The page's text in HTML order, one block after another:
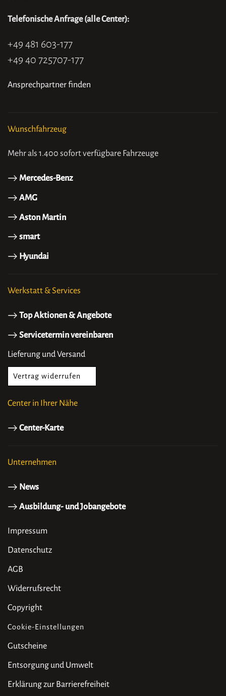
Telefonische Anfrage (alle Center):
+49 481 603-177
+49 40 725707-177
Ansprechpartner finden
Wunschfahrzeug
Mehr als 1.400 sofort verfügbare Fahrzeuge
Mercedes-Benz
AMG
Aston Martin
smart
Hyundai
Werkstatt & Services
Top Aktionen & Angebote
Servicetermin vereinbaren
Lieferung und Versand
Vertrag widerrufen
Center in Ihrer Nähe
Center-Karte
Unternehmen
News
Ausbildung- und Jobangebote
Impressum
Datenschutz
AGB
Widerrufsrecht
Copyright
Cookie-Einstellungen
Gutscheine
Entsorgung und Umwelt
Erklärung zur Barrierefreiheit